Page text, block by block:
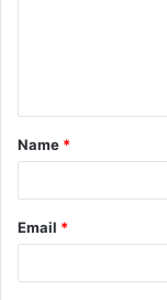
t
*
Name *
Email *